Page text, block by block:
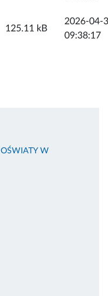
125.11 kB
2026-04-
09:38:17
W